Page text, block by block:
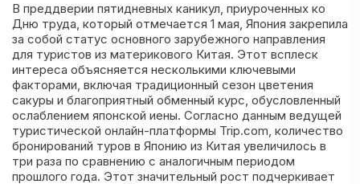
В преддверии пятидневных каникул, приуроченных ко
Дню труда, который отмечается 1 мая, Япония закрепила
за собой статус основного зарубежного направления
для туристов из материкового Китая. Этот всплеск
интереса объясняется несколькими ключевыми
факторами, включая традиционный сезон цветения
сакуры и благоприятный обменный курс, обусловленный
ослаблением японской иены. Согласно данным ведущей
туристической онлайн-платформы Trip.com, количество
бронирований туров в Японию из Китая увеличилось в
три раза по сравнению с аналогичным периодом
прошлого года. Этот значительный рост подчеркивает